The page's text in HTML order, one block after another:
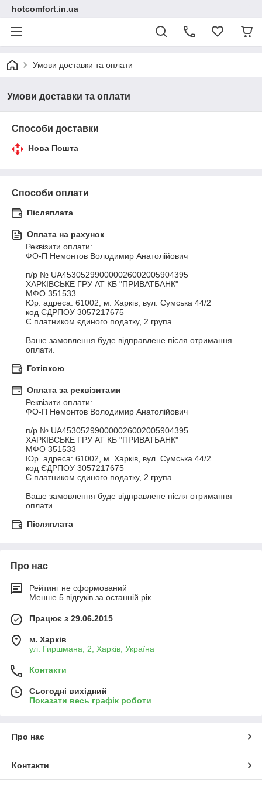
hotcomfort.in.ua
Умови доставки та оплати
Умови доставки та оплати
Способи доставки
Нова Пошта
Способи оплати
Післяплата
Оплата на рахунок
Реквізити оплати:
ФО-П Немонтов Володимир Анатолійович
п/р № UA453052990000026002005904395
ХАРКIВСЬКЕ ГРУ АТ КБ "ПРИВАТБАНК"
МФО 351533
Юр. адреса: 61002, м. Харків, вул. Сумська 44/2
код ЄДРПОУ 3057217675
Є платником єдиного податку, 2 група
Ваше замовлення буде відправлене після отримання
оплати.
Готівкою
Оплата за реквізитами
Реквізити оплати:
ФО-П Немонтов Володимир Анатолійович
п/р № UA453052990000026002005904395
ХАРКIВСЬКЕ ГРУ АТ КБ "ПРИВАТБАНК"
МФО 351533
Юр. адреса: 61002, м. Харків, вул. Сумська 44/2
код ЄДРПОУ 3057217675
Є платником єдиного податку, 2 група
Ваше замовлення буде відправлене після отримання
оплати.
Післяплата
Про нас
Рейтинг не сформований
Менше 5 відгуків за останній рік
Працює з 29.06.2015
м. Харків
ул. Гиршмана, 2, Харків, Україна
Контакти
Сьогодні вихідний
Показати весь графік роботи
Про нас
Контакти